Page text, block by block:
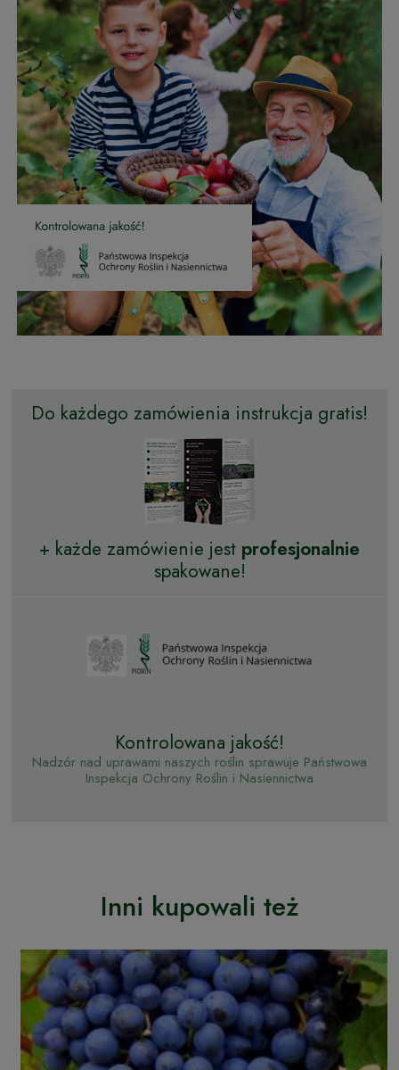
Do każdego zamówienia instrukcja gratis!
+ każde zamówienie jest profesjonalnie
spakowane!
Kontrolowana jakość!
Nadzór nad uprawami naszych roślin sprawuje Państwowa
Inspekcja Ochrony Roślin i Nasiennictwa
Inni kupowali też